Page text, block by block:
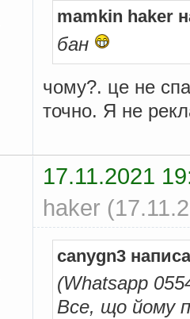
mamkin haker
бан
чому?. це не
точно. Я не
17.11.2021
haker
canygn3
(Whatsapp
Все, що йому